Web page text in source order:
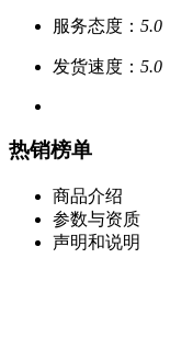
服务态度： 5.0
发货速度： 5.0
热销榜单
商品介绍
参数与资质
声明和说明